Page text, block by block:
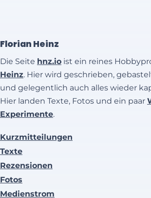
Florian Heinz
Die Seite hnz.io ist ein reines
Heinz. Hier wird geschrieben,
und gelegentlich auch alles wieder
Hier landen Texte, Fotos und ein paar
Experimente.
Kurzmitteilungen
Texte
Rezensionen
Fotos
Medienstrom